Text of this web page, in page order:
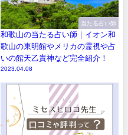
当たる占い師
和歌山の当たる占い師｜イオン和
歌山の東明館やメリカの霊視や占
いの館天乙貴神など完全紹介！
2023.04.08